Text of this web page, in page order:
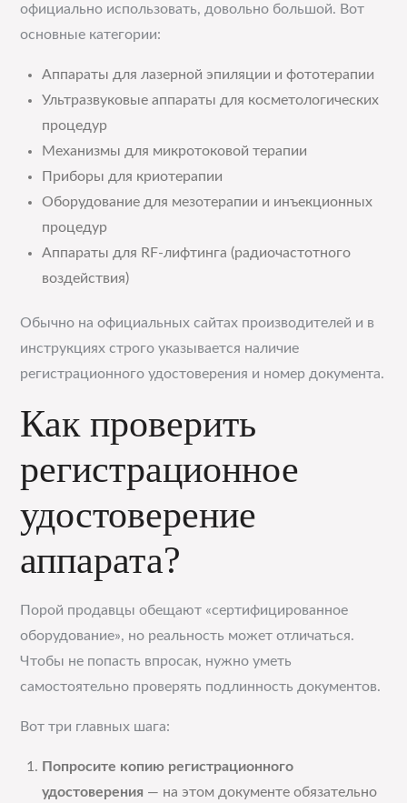
официально использовать, довольно большой. Вот
основные категории:
Аппараты для лазерной эпиляции и фототерапии
Ультразвуковые аппараты для косметологических
процедур
Механизмы для микротоковой терапии
Приборы для криотерапии
Оборудование для мезотерапии и инъекционных
процедур
Аппараты для RF-лифтинга (радиочастотного
воздействия)
Обычно на официальных сайтах производителей и в
инструкциях строго указывается наличие
регистрационного удостоверения и номер документа.
Как проверить
регистрационное
удостоверение
аппарата?
Порой продавцы обещают «сертифицированное
оборудование», но реальность может отличаться.
Чтобы не попасть впросак, нужно уметь
самостоятельно проверять подлинность документов.
Вот три главных шага:
Попросите копию регистрационного
удостоверения — на этом документе обязательно